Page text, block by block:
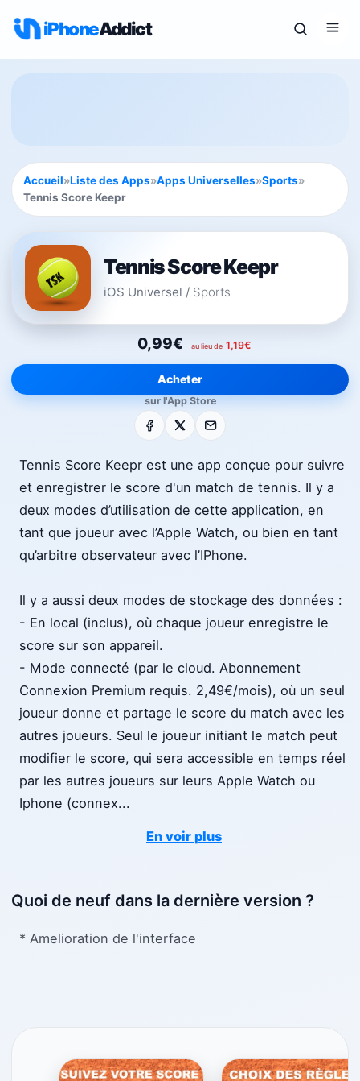
iPhoneAddict
Accueil»Liste des Apps»Apps Universelles»Sports»
Tennis Score Keepr
Tennis Score Keepr
iOS Universel / Sports
0,99€ au lieu de 1,19€
Acheter
sur l'App Store
Facebook E-mail
Tennis Score Keepr est une app conçue pour suivre
et enregistrer le score d'un match de tennis. Il y a
deux modes d’utilisation de cette application, en
tant que joueur avec l’Apple Watch, ou bien en tant
qu’arbitre observateur avec l’IPhone.
Il y a aussi deux modes de stockage des données :
- En local (inclus), où chaque joueur enregistre le
score sur son appareil.
- Mode connecté (par le cloud. Abonnement
Connexion Premium requis. 2,49€/mois), où un seul
joueur donne et partage le score du match avec les
autres joueurs. Seul le joueur initiant le match peut
modifier le score, qui sera accessible en temps réel
par les autres joueurs sur leurs Apple Watch ou
Iphone (connex...
En voir plus
Quoi de neuf dans la dernière version ?
* Amelioration de l'interface